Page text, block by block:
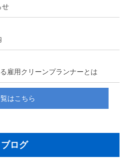
せ
雇用クリーンプランナーとは
はこちら
ブログ